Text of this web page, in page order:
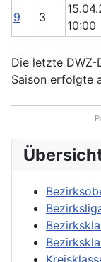
9 3
10:00
Die letzte DWZ-
Saison erfolgte